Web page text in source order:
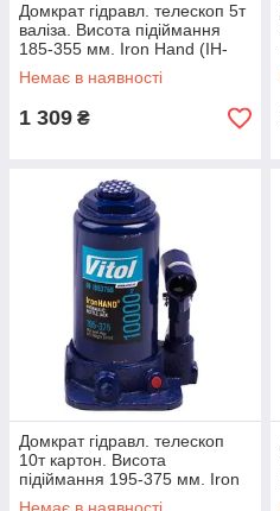
Домкрат гідравл. телескоп 5т
валіза. Висота підіймання
185-355 мм. Iron Hand (IH-
185355D-K) (IH-185355D-K)
Немає в наявності
1 309 ₴
Домкрат гідравл. телескоп
10т картон. Висота
підіймання 195-375 мм. Iron
Hand (IH-195357D) (IH-